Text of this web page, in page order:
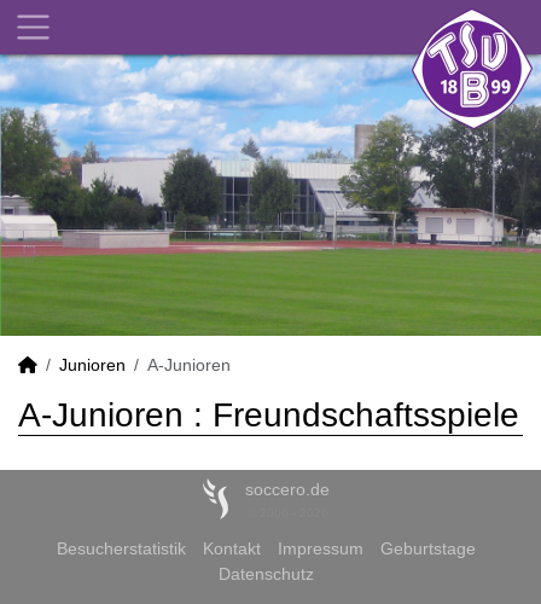
Junioren A-Junioren
A-Junioren : Freundschaftsspiele
soccero.de
Besucherstatistik Kontakt Impressum
Geburtstage
Datenschutz